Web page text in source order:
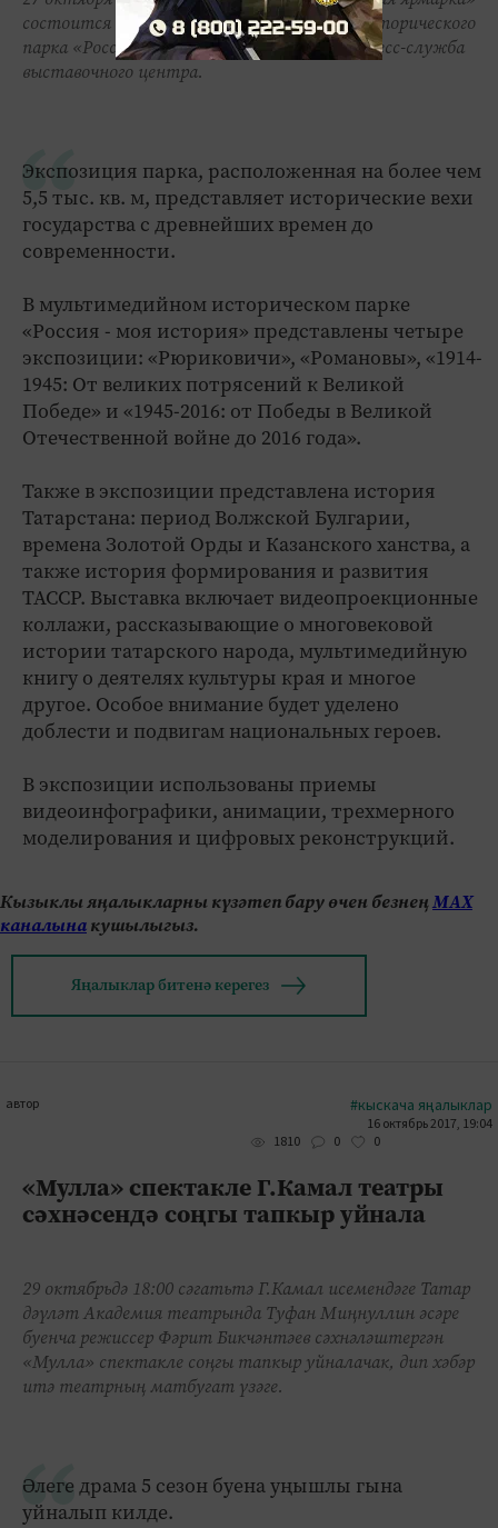
состоится открытие мультимедийного исторического
парка «Россия - моя история», сообщает пресс-служба
выставочного центра.
Экспозиция парка, расположенная на более чем
5,5 тыс. кв. м, представляет исторические вехи
государства с древнейших времен до
современности.
В мультимедийном историческом парке
«Россия - моя история» представлены четыре
экспозиции: «Рюриковичи», «Романовы», «1914-
1945: От великих потрясений к Великой
Победе» и «1945-2016: от Победы в Великой
Отечественной войне до 2016 года».
Также в экспозиции представлена история
Татарстана: период Волжской Булгарии,
времена Золотой Орды и Казанского ханства, а
также история формирования и развития
ТАССР. Выставка включает видеопроекционные
коллажи, рассказывающие о многовековой
истории татарского народа, мультимедийную
книгу о деятелях культуры края и многое
другое. Особое внимание будет уделено
доблести и подвигам национальных героев.
В экспозиции использованы приемы
видеоинфографики, анимации, трехмерного
моделирования и цифровых реконструкций.
Кызыклы яңалыкларны күзәтеп бару өчен безнеңМАХ
каналынакушылыгыз.
Яңалыклар битенә керегез
автор #кыскача яңалыклар
16 октябрь 2017, 19:04
1810
0 0
«Мулла» спектакле Г.Камал театры
сәхнәсендә соңгы тапкыр уйнала
29 октябрьдә 18:00 сәгатьтә Г.Камал исемендәге Татар
дәүләт Академия театрында Туфан Миңнуллин әсәре
буенча режиссер Фәрит Бикчәнтәев сәхнәләштергән
«Мулла» спектакле соңгы тапкыр уйналачак, дип хәбәр
итә театрның матбугат үзәге.
Әлеге драма 5 сезон буена уңышлы гына
уйналып килде.